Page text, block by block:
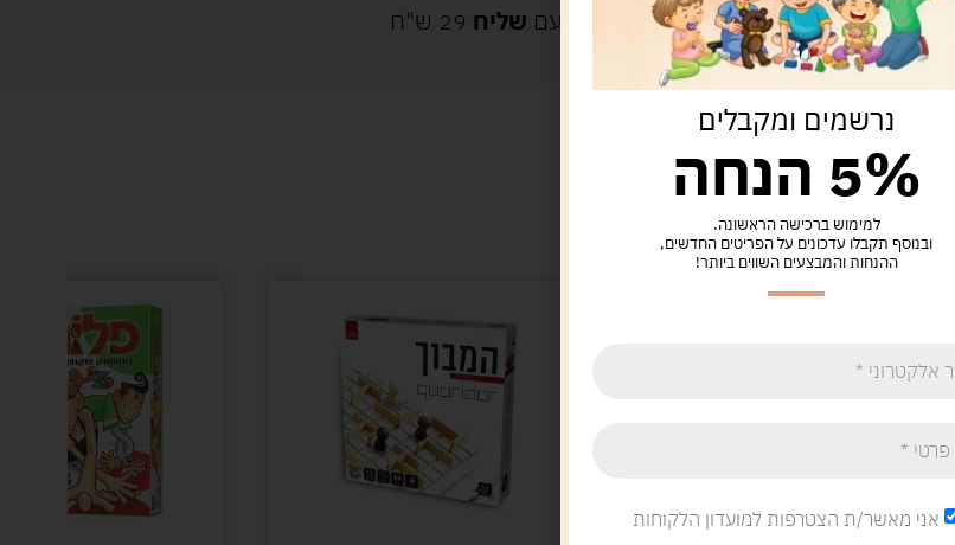
משלוח עם שליח 29 ש"ח
מוצרים קשורים
נרשמים ומקבלים
5% הנחה
למימוש ברכישה הראשונה.
ובנוסף תקבלו עדכונים על הפריטים החדשים,
ההנחות והמבצעים השווים ביותר!
אני מאשר/ת הצטרפות למועדון הלקוחות